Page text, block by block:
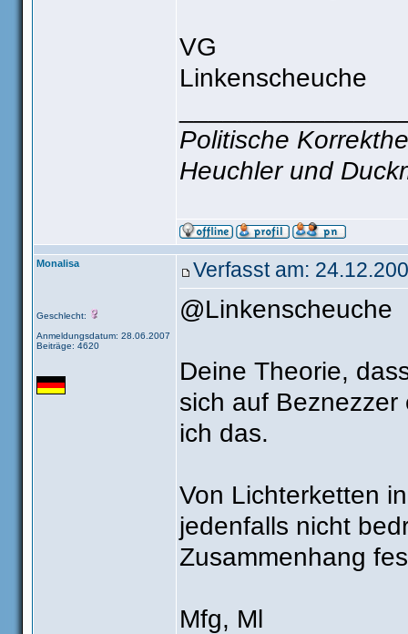
VG
Linkenscheuche
Politische
Heuchler und
Monalisa
Geschlecht:
Anmeldungsdatum: 28.06.2007
Beiträge: 4620
Verfasst am:
@Linkenscheuche
Deine Theorie,
sich auf
ich das.
Von Lichterketten
jedenfalls nicht
Zusammenhang
Mfg, Ml